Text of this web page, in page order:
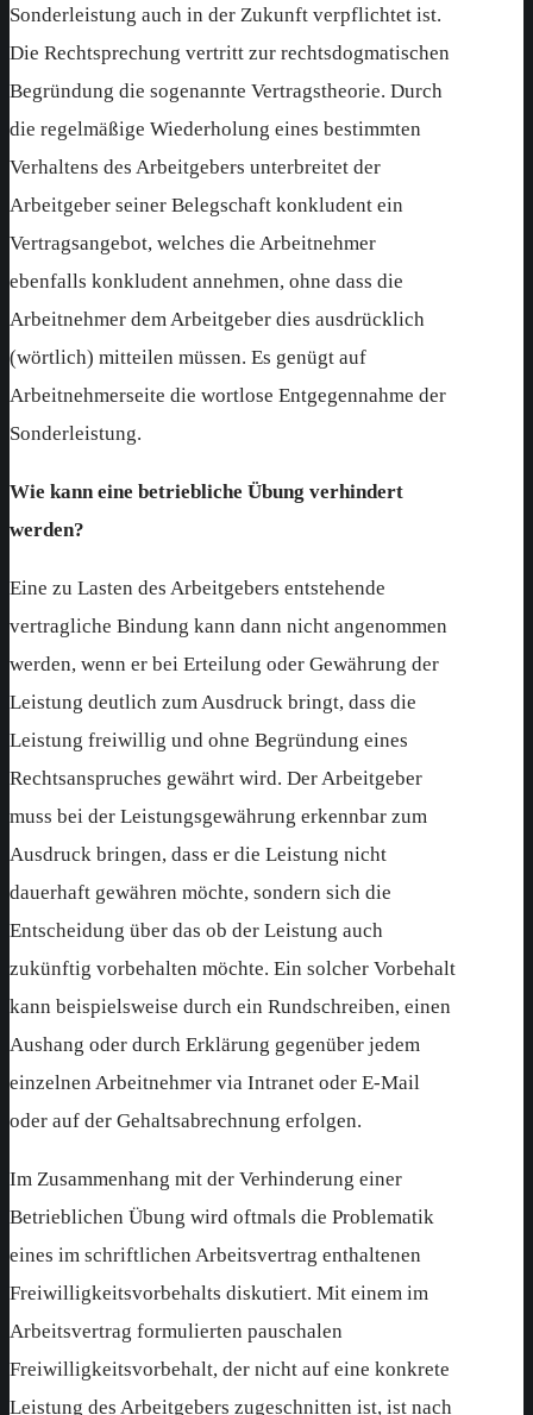
Sonderleistung auch in der Zukunft verpflichtet ist.
Die Rechtsprechung vertritt zur rechtsdogmatischen
Begründung die sogenannte Vertragstheorie. Durch
die regelmäßige Wiederholung eines bestimmten
Verhaltens des Arbeitgebers unterbreitet der
Arbeitgeber seiner Belegschaft konkludent ein
Vertragsangebot, welches die Arbeitnehmer
ebenfalls konkludent annehmen, ohne dass die
Arbeitnehmer dem Arbeitgeber dies ausdrücklich
(wörtlich) mitteilen müssen. Es genügt auf
Arbeitnehmerseite die wortlose Entgegennahme der
Sonderleistung.
Wie kann eine betriebliche Übung verhindert
werden?
Eine zu Lasten des Arbeitgebers entstehende
vertragliche Bindung kann dann nicht angenommen
werden, wenn er bei Erteilung oder Gewährung der
Leistung deutlich zum Ausdruck bringt, dass die
Leistung freiwillig und ohne Begründung eines
Rechtsanspruches gewährt wird. Der Arbeitgeber
muss bei der Leistungsgewährung erkennbar zum
Ausdruck bringen, dass er die Leistung nicht
dauerhaft gewähren möchte, sondern sich die
Entscheidung über das ob der Leistung auch
zukünftig vorbehalten möchte. Ein solcher Vorbehalt
kann beispielsweise durch ein Rundschreiben, einen
Aushang oder durch Erklärung gegenüber jedem
einzelnen Arbeitnehmer via Intranet oder E-Mail
oder auf der Gehaltsabrechnung erfolgen.
Im Zusammenhang mit der Verhinderung einer
Betrieblichen Übung wird oftmals die Problematik
eines im schriftlichen Arbeitsvertrag enthaltenen
Freiwilligkeitsvorbehalts diskutiert. Mit einem im
Arbeitsvertrag formulierten pauschalen
Freiwilligkeitsvorbehalt, der nicht auf eine konkrete
Leistung des Arbeitgebers zugeschnitten ist, ist nach